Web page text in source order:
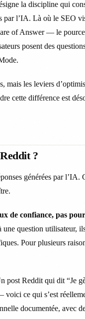
la discipline qui
par l’IA. Là où le SEO
of Answer — le
posent des
mais les leviers
cette différence est
?
générées par l’IA.
de confiance, pas
question utilisateur,
Pour plusieurs
post Reddit qui dit “Je
ce qui s’est
documentée, avec